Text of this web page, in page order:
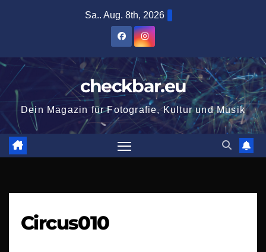
Sa.. Aug. 8th, 2026
checkbar.eu
Dein Magazin für Fotografie, Kultur und Musik
Circus010